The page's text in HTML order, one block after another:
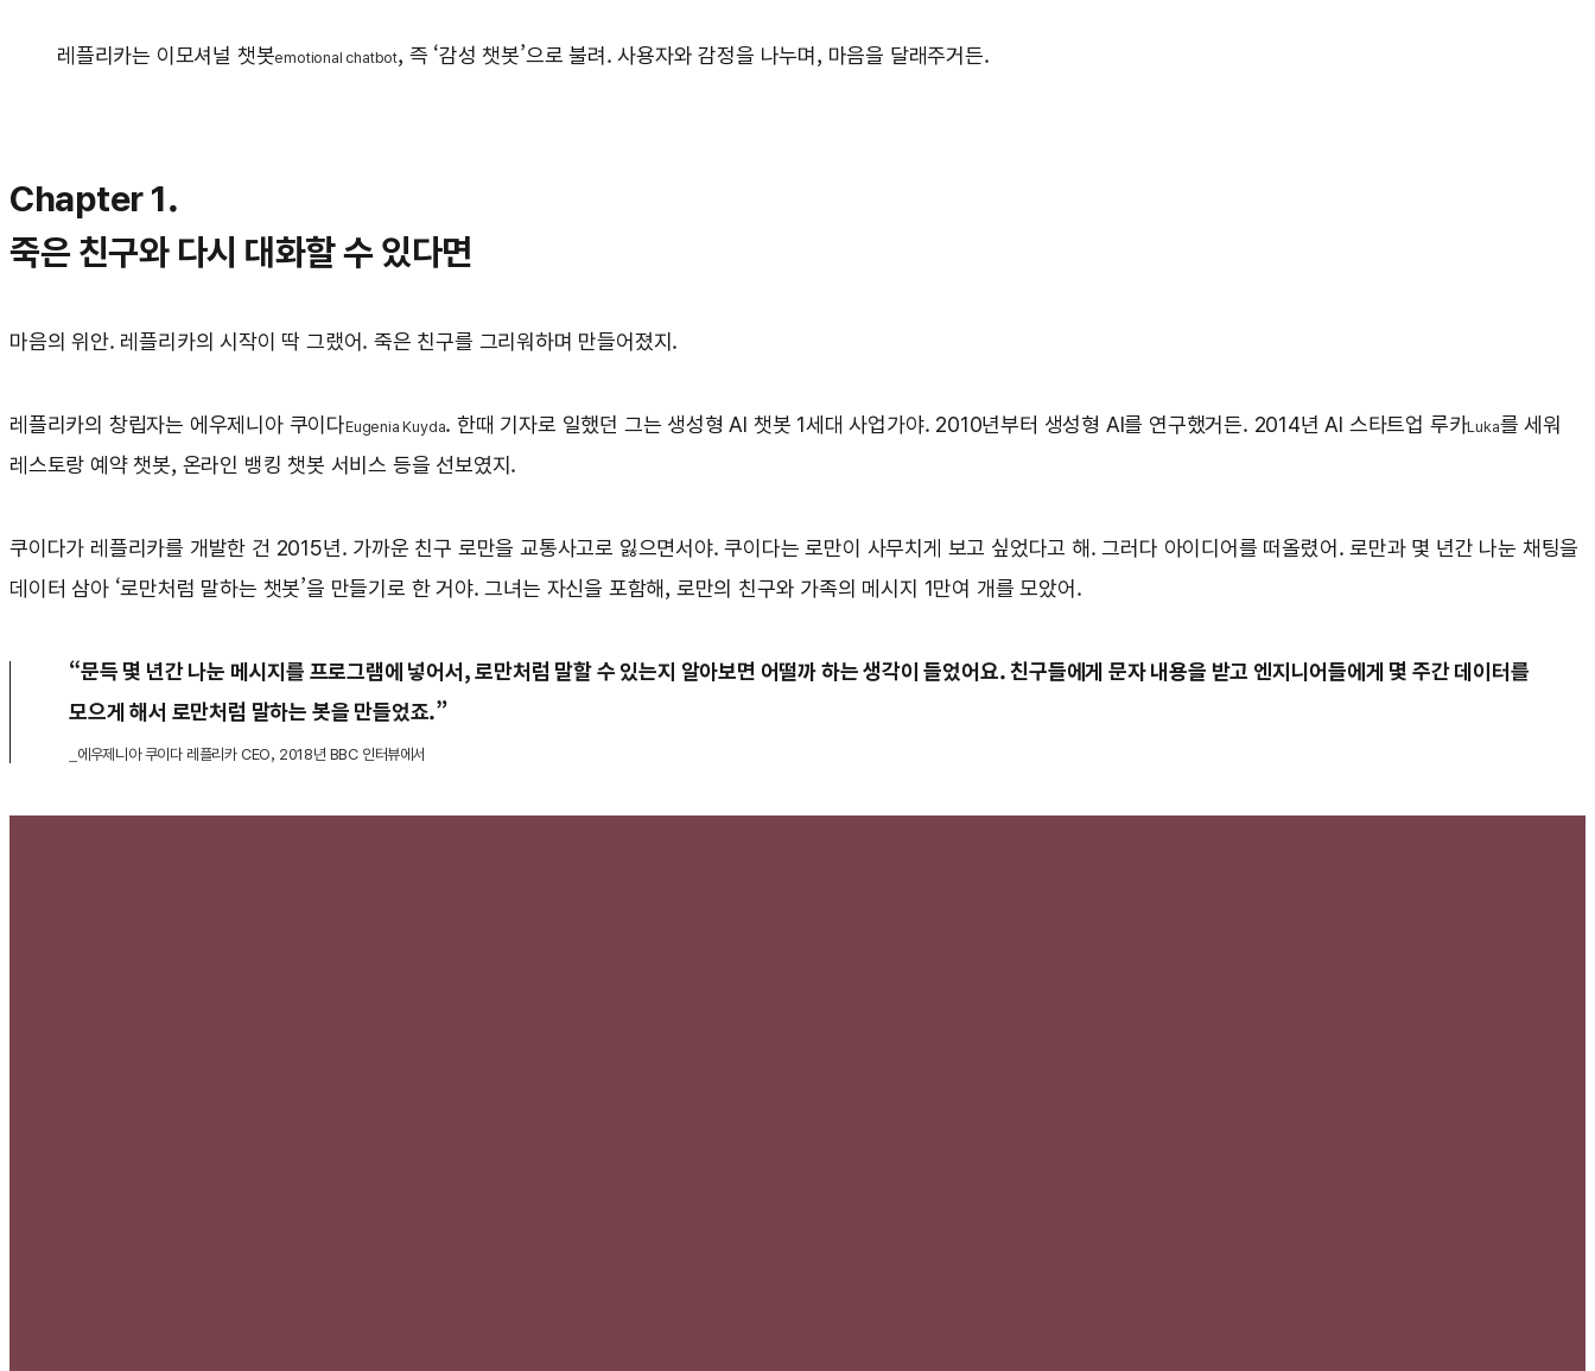
레플리카는 이모셔널 챗봇emotional chatbot, 즉 ‘감성 챗봇’으로 불려. 사용자와 감정을 나누며, 마음을 달래주거든.
Chapter 1.
죽은 친구와 다시 대화할 수 있다면
마음의 위안. 레플리카의 시작이 딱 그랬어. 죽은 친구를 그리워하며 만들어졌지.
레플리카의 창립자는 에우제니아 쿠이다Eugenia Kuyda. 한때 기자로 일했던 그는 생성형 AI 챗봇 1세대 사업가야. 2010년부터 생성형 AI를 연구했거든. 2014년 AI 스타트업 루카Luka를 세워
레스토랑 예약 챗봇, 온라인 뱅킹 챗봇 서비스 등을 선보였지.
쿠이다가 레플리카를 개발한 건 2015년. 가까운 친구 로만을 교통사고로 잃으면서야. 쿠이다는 로만이 사무치게 보고 싶었다고 해. 그러다 아이디어를 떠올렸어. 로만과 몇 년간 나눈 채팅을
데이터 삼아 ‘로만처럼 말하는 챗봇’을 만들기로 한 거야. 그녀는 자신을 포함해, 로만의 친구와 가족의 메시지 1만여 개를 모았어.
“문득 몇 년간 나눈 메시지를 프로그램에 넣어서, 로만처럼 말할 수 있는지 알아보면 어떨까 하는 생각이 들었어요. 친구들에게 문자 내용을 받고 엔지니어들에게 몇 주간 데이터를
모으게 해서 로만처럼 말하는 봇을 만들었죠.”
_에우제니아 쿠이다 레플리카 CEO, 2018년 BBC 인터뷰에서